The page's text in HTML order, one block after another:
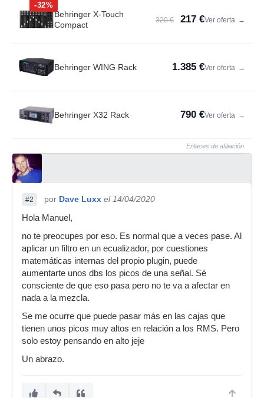
-32%
Behringer X-Touch
Compact
320 € 217 €Ver oferta →
Behringer WING Rack 1.385 €Ver oferta →
Behringer X32 Rack 790 €Ver oferta →
Enlaces de afiliación
#2 por Dave Luxx el 14/04/2020
Hola Manuel,
no te preocupes por eso. Es normal que a veces pase. Al
aplicar un filtro en un ecualizador, por cuestiones
matemáticas internas del propio plugin, puede
aumentarte unos dbs los picos de una señal. Sé
consciente de que eso pasa pero no te va a afectar en
nada a la mezcla.
Se me ocurre que puede pasar más en las cajas que
tienen unos picos muy altos en relación a los RMS. Pero
solo estoy pensando en alto jeje
Un abrazo.